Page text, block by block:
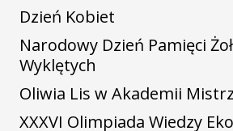
Dzień Kobiet
Narodowy Dzień Pamięci
Wyklętych
Oliwia Lis w Akademii
XXXVI Olimpiada Wiedzy